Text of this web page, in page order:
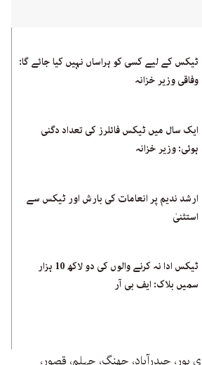
ٹیکس کے لیے کسی کو ہراساں نہیں کیا جائے گا:
وفاقی وزیر خزانہ
ایک سال میں ٹیکس فائلرز کی تعداد دگنی
ہوئی: وزیر خزانہ
ارشد ندیم پر انعامات کی بارش اور ٹیکس سے
استثنیٰ
ٹیکس ادا نہ کرنے والوں کی دو لاکھ 10 ہزار
سمیں بلاک: ایف بی آر
پور، حیدرآباد، جھنگ، جہلم، قصور،